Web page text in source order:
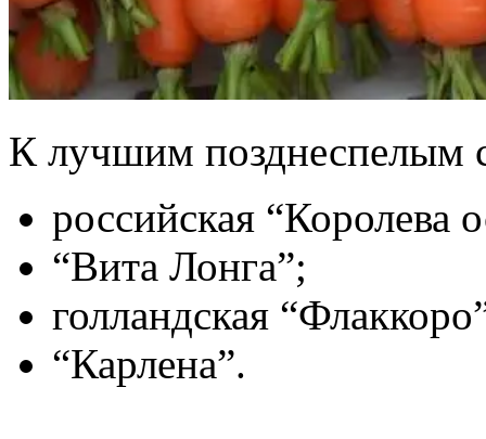
К лучшим позднеспелым
российская “Королева
“Вита Лонга”;
голландская
“Карлена”.